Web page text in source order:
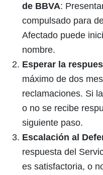
de BBVA:
compulsado para
Afectado puede
nombre.
Esperar la
máximo de dos
reclamaciones. Si
o no se recibe
siguiente paso.
Escalación al
respuesta del
es satisfactoria, o